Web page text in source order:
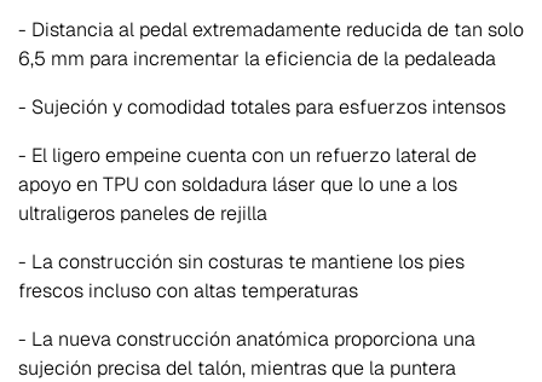
- Distancia al pedal extremadamente reducida de tan solo
6,5 mm para incrementar la eficiencia de la pedaleada
- Sujeción y comodidad totales para esfuerzos intensos
- El ligero empeine cuenta con un refuerzo lateral de
apoyo en TPU con soldadura láser que lo une a los
ultraligeros paneles de rejilla
- La construcción sin costuras te mantiene los pies
frescos incluso con altas temperaturas
- La nueva construcción anatómica proporciona una
sujeción precisa del talón, mientras que la puntera